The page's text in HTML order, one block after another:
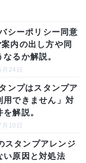
シーポリシー同意
内の出し方や同
るか解説。
24日
ンプはスタンプア
用できません」対
解説。
10日
スタンプアレンジ
い原因と対処法